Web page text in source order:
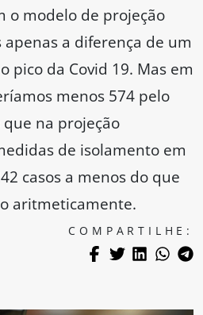
o modelo de projeção
a diferença de um
pico da Covid 19. Mas em
menos 574 pelo
que na projeção
de isolamento em
casos a menos do que
aritmeticamente.
COMPARTILHE: